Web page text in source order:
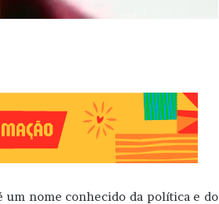
um nome conhecido da política e do